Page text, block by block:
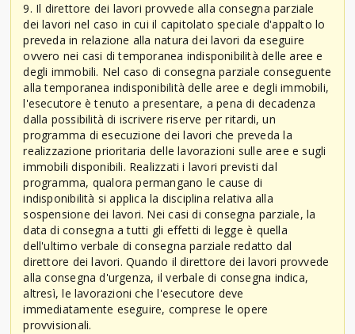
9. Il direttore dei lavori provvede alla consegna parziale
dei lavori nel caso in cui il capitolato speciale d'appalto lo
preveda in relazione alla natura dei lavori da eseguire
ovvero nei casi di temporanea indisponibilità delle aree e
degli immobili. Nel caso di consegna parziale conseguente
alla temporanea indisponibilità delle aree e degli immobili,
l'esecutore è tenuto a presentare, a pena di decadenza
dalla possibilità di iscrivere riserve per ritardi, un
programma di esecuzione dei lavori che preveda la
realizzazione prioritaria delle lavorazioni sulle aree e sugli
immobili disponibili. Realizzati i lavori previsti dal
programma, qualora permangano le cause di
indisponibilità si applica la disciplina relativa alla
sospensione dei lavori. Nei casi di consegna parziale, la
data di consegna a tutti gli effetti di legge è quella
dell'ultimo verbale di consegna parziale redatto dal
direttore dei lavori. Quando il direttore dei lavori provvede
alla consegna d'urgenza, il verbale di consegna indica,
altresì, le lavorazioni che l'esecutore deve
immediatamente eseguire, comprese le opere
provvisionali.